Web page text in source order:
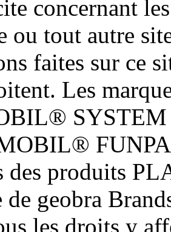
concernant
ou tout autre
faites sur ce
Les
des produits
de geobra
les droits y